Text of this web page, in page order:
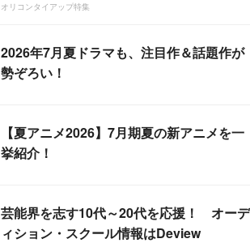
オリコンタイアップ特集
2026年7月夏ドラマも、注目作＆話題作が
勢ぞろい！
【夏アニメ2026】7月期夏の新アニメを一
挙紹介！
芸能界を志す10代～20代を応援！ オーデ
ィション・スクール情報はDeview